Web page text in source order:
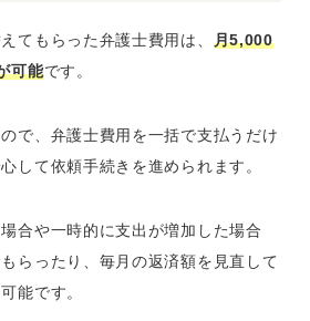
てもらった弁護士費用は、 月5,000
可能です。
で、弁護士費用を一括で支払うだけ
して依頼手続きを進められます。
合や一時的に支出が増加した場合
らったり、毎月の返済額を見直して
能です。